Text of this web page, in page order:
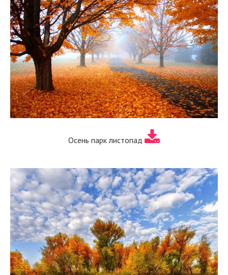
Осень парк листопад